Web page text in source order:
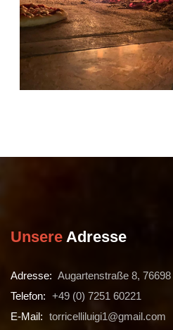
Unsere Adresse
Adresse: Augartenstraße 8,
Telefon: +49 (0) 7251 60221
E-Mail: torricelliluigi1@gmail.com